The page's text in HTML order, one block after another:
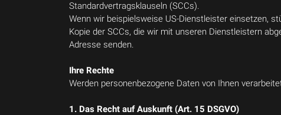
Standardvertragsklauseln (SCCs).
Wenn wir beispielsweise US-Dienstleister einsetzen,
Kopie der SCCs, die wir mit unseren Dienstleistern
Adresse senden.
Ihre Rechte
Werden personenbezogene Daten von Ihnen
1. Das Recht auf Auskunft (Art. 15 DSGVO)